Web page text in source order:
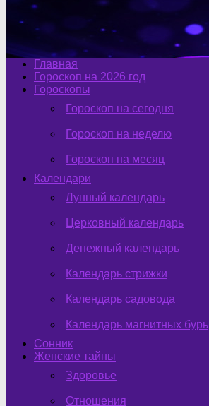
Главная
Гороскоп на 2026 год
Гороскопы
Гороскоп на сегодня
Гороскоп на неделю
Гороскоп на месяц
Календари
Лунный календарь
Церковный календарь
Денежный календарь
Календарь стрижки
Календарь садовода
Календарь магнитных бурь
Сонник
Женские тайны
Здоровье
Отношения